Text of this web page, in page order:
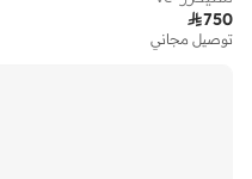
750
توصيل مجاني